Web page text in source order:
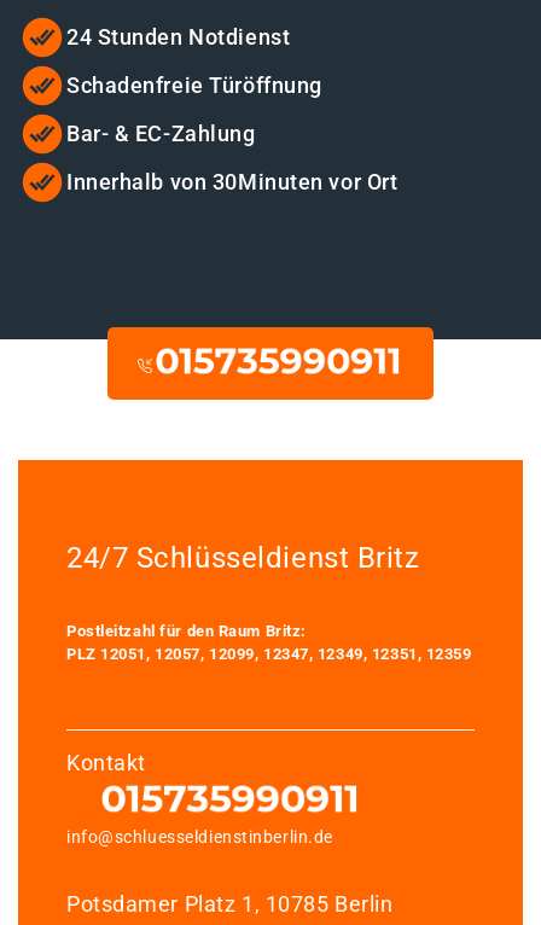
24 Stunden Notdienst
Schadenfreie Türöffnung
Bar- & EC-Zahlung
Innerhalb von 30Minuten vor Ort
24/7 Schlüsseldienst Britz
Postleitzahl für den Raum Britz:
PLZ 12051, 12057, 12099, 12347, 12349, 12351, 12359
Kontakt
info@schluesseldienstinberlin.de
Potsdamer Platz 1, 10785 Berlin